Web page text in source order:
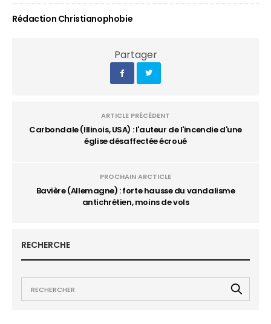
Rédaction Christianophobie
Partager
ARTICLE PRÉCÉDENT
Carbondale (Illinois, USA) : l'auteur de l'incendie d'une
église désaffectée écroué
PROCHAIN ARCTICLE
Bavière (Allemagne) : forte hausse du vandalisme
antichrétien, moins de vols
RECHERCHE